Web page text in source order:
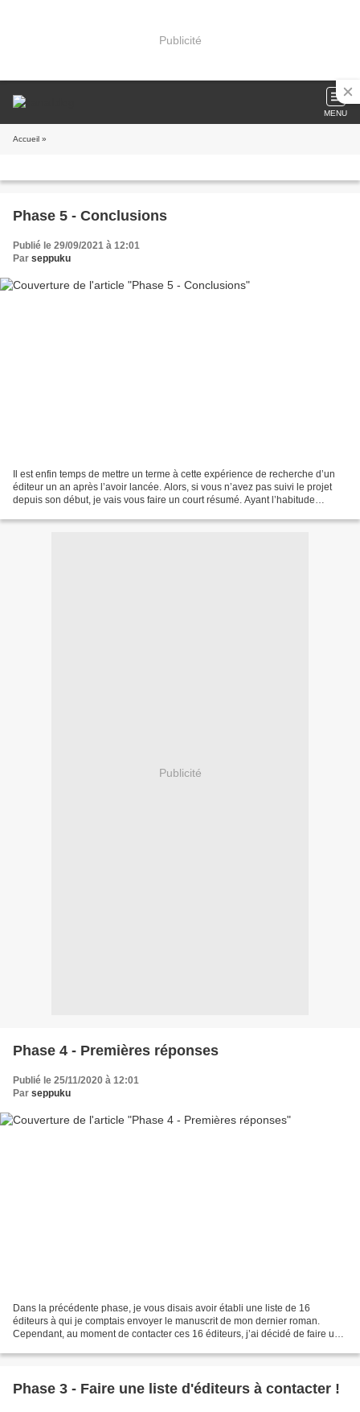
Publicité
MENU
Accueil »
Phase 5 - Conclusions
Publié le 29/09/2021 à 12:01
Par seppuku
Il est enfin temps de mettre un terme à cette expérience de recherche d’un
éditeur un an après l’avoir lancée. Alors, si vous n’avez pas suivi le projet
depuis son début, je vais vous faire un court résumé. Ayant l’habitude
Publicité
Phase 4 - Premières réponses
Publié le 25/11/2020 à 12:01
Par seppuku
Dans la précédente phase, je vous disais avoir établi une liste de 16
éditeurs à qui je comptais envoyer le manuscrit de mon dernier roman.
Cependant, au moment de contacter ces 16 éditeurs, j’ai décidé de faire un
Phase 3 - Faire une liste d'éditeurs à contacter !